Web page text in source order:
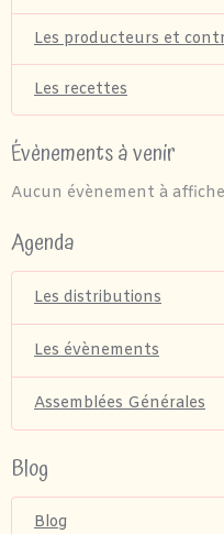
Les producteurs et
Les recettes
Évènements à venir
Aucun évènement à
Agenda
Les distributions
Les évènements
Assemblées Générales
Blog
Blog